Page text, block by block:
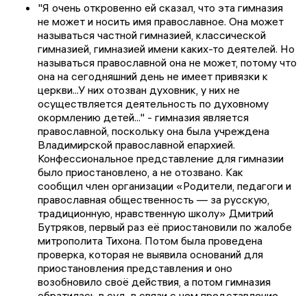
"Я очень откровенно ей сказал, что эта гимназия
не может и носить имя православное. Она может
называться частной гимназией, классической
гимназией, гимназией имени каких-то деятелей. Но
называться православной она не может, потому что
она на сегодняшний день не имеет привязки к
церкви...У них отозван духовник, у них не
осуществляется деятельность по духовному
окормлению детей..." - гимназия является
православной, поскольку она была учреждена
Владимирской православной епархией.
Конфессиональное представление для гимназии
было приостановлено, а не отозвано. Как
сообщил член организации «Родители, педагоги и
православная общественность — за русскую,
традиционную, нравственную школу» Дмитрий
Бутряков, первый раз её приостановили по жалобе
митрополита Тихона. Потом была проведена
проверка, которая не выявила оснований для
приостановления представления и оно
возобновило своё действия, а потом гимназия